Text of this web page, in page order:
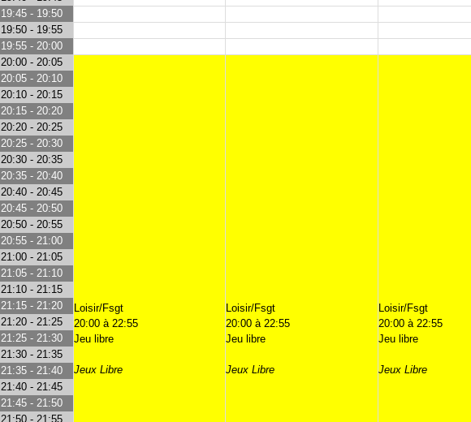
19:45 - 19:50
19:50 - 19:55
19:55 - 20:00
20:00 - 20:05
Loisir/Fsgt
20:00 à 22:55
Jeu libre
Jeux Libre
Loisir/Fsgt
20:00 à 22:55
Jeu libre
Jeux Libre
Loisir/Fsgt
20:00 à 22:55
Jeu libre
Jeux Libre
20:05 - 20:10
20:10 - 20:15
20:15 - 20:20
20:20 - 20:25
20:25 - 20:30
20:30 - 20:35
20:35 - 20:40
20:40 - 20:45
20:45 - 20:50
20:50 - 20:55
20:55 - 21:00
21:00 - 21:05
21:05 - 21:10
21:10 - 21:15
21:15 - 21:20
21:20 - 21:25
21:25 - 21:30
21:30 - 21:35
21:35 - 21:40
21:40 - 21:45
21:45 - 21:50
21:50 - 21:55